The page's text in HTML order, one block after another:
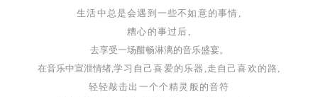
生活中总是会遇到一些不如意的事情 ,
糟心的事过后 ,
去享受一场酣畅淋漓的音乐盛宴。
在音乐中宣泄情绪,学习自己喜爱的乐器 ,走自己喜欢的路 ,
轻轻敲击出一个个精灵般的音符